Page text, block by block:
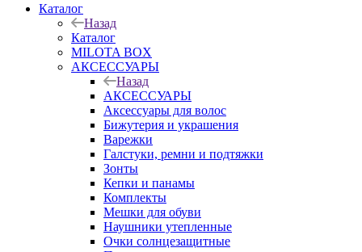
Каталог
Назад
Каталог
MILOTA BOX
АКСЕССУАРЫ
Назад
АКСЕССУАРЫ
Аксессуары для волос
Бижутерия и украшения
Варежки
Галстуки, ремни и подтяжки
Зонты
Кепки и панамы
Комплекты
Мешки для обуви
Наушники утепленные
Очки солнцезащитные